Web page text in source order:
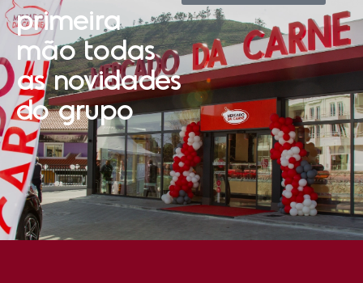
primeira
mão todas
as novidades
do grupo